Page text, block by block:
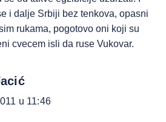
i dalje Srbiji bez tenkova, opasni
rukama, pogotovo oni koji su
cvecem isli da ruse Vukovar.
u 11:46